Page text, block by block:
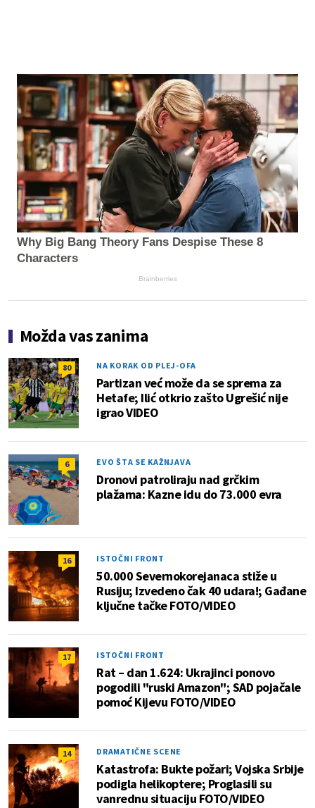
Why Big Bang Theory Fans Despise These 8
Characters
Brainberries
Možda vas zanima
80 NA KORAK OD PLEJ-OFA
Partizan već može da se sprema za
Hetafe; Ilić otkrio zašto Ugrešić nije
igrao VIDEO
6 EVO ŠTA SE KAŽNJAVA
Dronovi patroliraju nad grčkim
plažama: Kazne idu do 73.000 evra
16 ISTOČNI FRONT
50.000 Severnokorejanaca stiže u
Rusiju; Izvedeno čak 40 udara!; Gađane
ključne tačke FOTO/VIDEO
17 ISTOČNI FRONT
Rat – dan 1.624: Ukrajinci ponovo
pogodili "ruski Amazon"; SAD pojačale
pomoć Kijevu FOTO/VIDEO
14 DRAMATIČNE SCENE
Katastrofa: Bukte požari; Vojska Srbije
podigla helikoptere; Proglasili su
vanrednu situaciju FOTO/VIDEO